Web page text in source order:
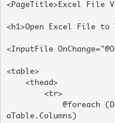
<PageTitle>Excel File
<h1>Open Excel File to
<InputFile
<table>
aTable.Columns)